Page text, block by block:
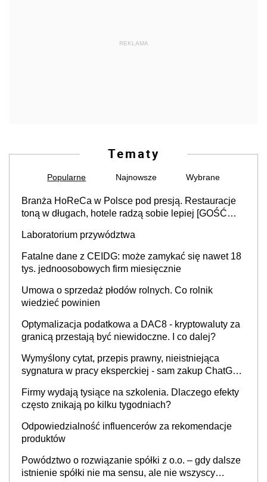
REKLAMA
Tematy
Popularne Najnowsze Wybrane
Branża HoReCa w Polsce pod presją. Restauracje
toną w długach, hotele radzą sobie lepiej [GOŚĆ
Laboratorium przywództwa
Fatalne dane z CEIDG: może zamykać się nawet 18
tys. jednoosobowych firm miesięcznie
Umowa o sprzedaż płodów rolnych. Co rolnik
wiedzieć powinien
Optymalizacja podatkowa a DAC8 - kryptowaluty za
granicą przestają być niewidoczne. I co dalej?
Wymyślony cytat, przepis prawny, nieistniejąca
sygnatura w pracy eksperckiej - sam zakup ChatGPT
Firmy wydają tysiące na szkolenia. Dlaczego efekty
często znikają po kilku tygodniach?
Odpowiedzialność influencerów za rekomendacje
produktów
Powództwo o rozwiązanie spółki z o.o. – gdy dalsze
istnienie spółki nie ma sensu, ale nie wszyscy